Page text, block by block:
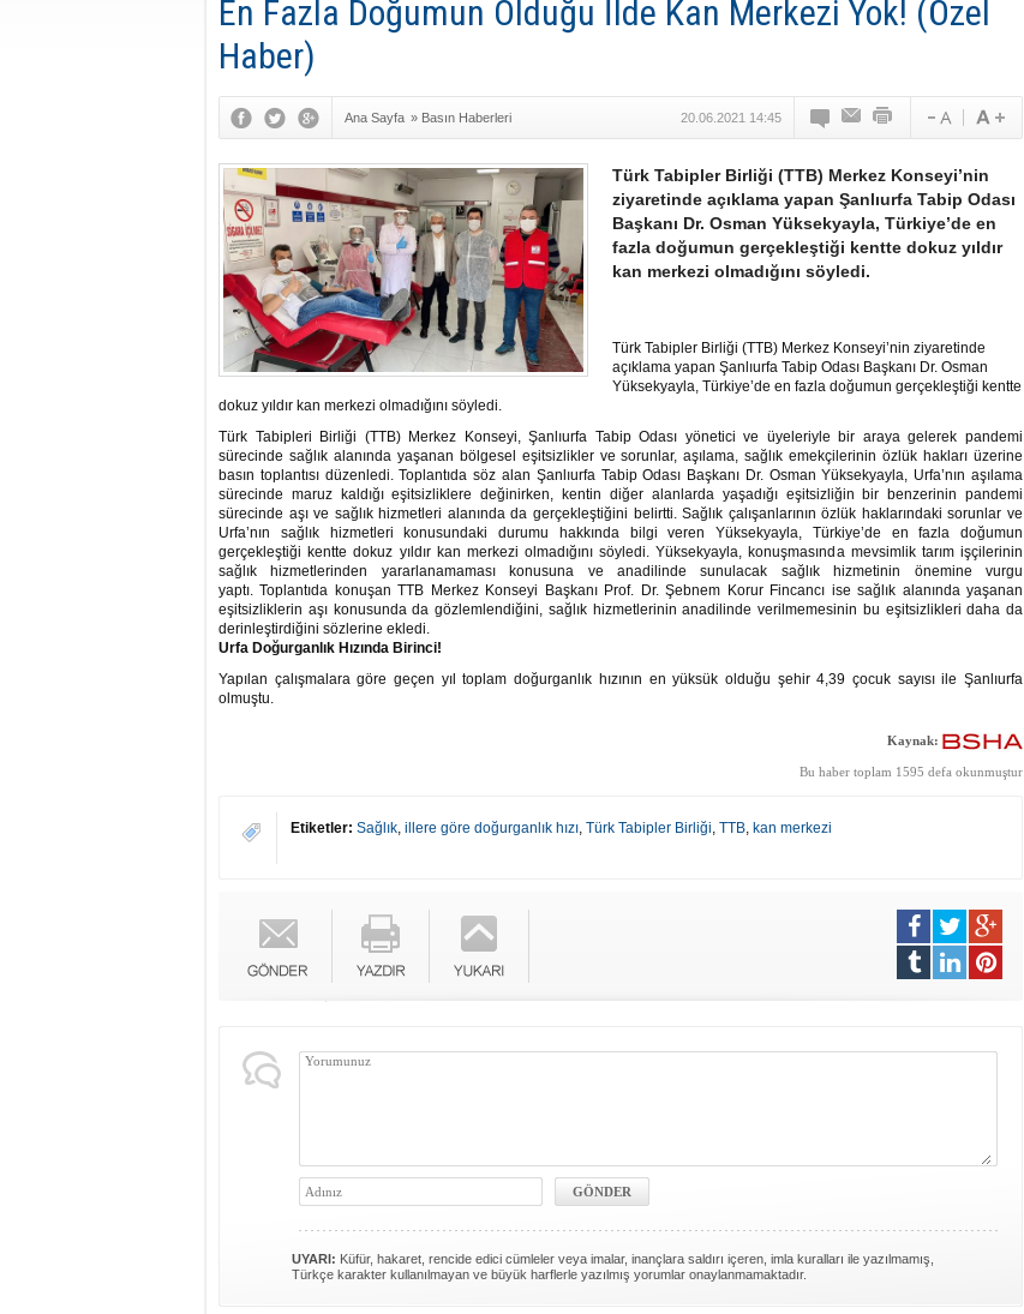
En Fazla Doğumun Olduğu İlde Kan Merkezi Yok! (Özel
Haber)
Ana Sayfa » Basın Haberleri 20.06.2021 14:45
Türk Tabipler Birliği (TTB) Merkez Konseyi’nin
ziyaretinde açıklama yapan Şanlıurfa Tabip Odası
Başkanı Dr. Osman Yüksekyayla, Türkiye’de en
fazla doğumun gerçekleştiği kentte dokuz yıldır
kan merkezi olmadığını söyledi.
Türk Tabipler Birliği (TTB) Merkez Konseyi’nin ziyaretinde
açıklama yapan Şanlıurfa Tabip Odası Başkanı Dr. Osman
Yüksekyayla, Türkiye’de en fazla doğumun gerçekleştiği kentte
dokuz yıldır kan merkezi olmadığını söyledi.
Türk Tabipleri Birliği (TTB) Merkez Konseyi, Şanlıurfa Tabip Odası yönetici ve üyeleriyle bir araya gelerek pandemi
sürecinde sağlık alanında yaşanan bölgesel eşitsizlikler ve sorunlar, aşılama, sağlık emekçilerinin özlük hakları üzerine
basın toplantısı düzenledi. Toplantıda söz alan Şanlıurfa Tabip Odası Başkanı Dr. Osman Yüksekyayla, Urfa’nın aşılama
sürecinde maruz kaldığı eşitsizliklere değinirken, kentin diğer alanlarda yaşadığı eşitsizliğin bir benzerinin pandemi
sürecinde aşı ve sağlık hizmetleri alanında da gerçekleştiğini belirtti. Sağlık çalışanlarının özlük haklarındaki sorunlar ve
Urfa’nın sağlık hizmetleri konusundaki durumu hakkında bilgi veren Yüksekyayla, Türkiye’de en fazla doğumun
gerçekleştiği kentte dokuz yıldır kan merkezi olmadığını söyledi. Yüksekyayla, konuşmasında mevsimlik tarım işçilerinin
sağlık hizmetlerinden yararlanamaması konusuna ve anadilinde sunulacak sağlık hizmetinin önemine vurgu
yaptı. Toplantıda konuşan TTB Merkez Konseyi Başkanı Prof. Dr. Şebnem Korur Fincancı ise sağlık alanında yaşanan
eşitsizliklerin aşı konusunda da gözlemlendiğini, sağlık hizmetlerinin anadilinde verilmemesinin bu eşitsizlikleri daha da
derinleştirdiğini sözlerine ekledi.
Urfa Doğurganlık Hızında Birinci!
Yapılan çalışmalara göre geçen yıl toplam doğurganlık hızının en yüksük olduğu şehir 4,39 çocuk sayısı ile Şanlıurfa
olmuştu.
Kaynak:
Bu haber toplam 1595 defa okunmuştur
Etiketler: Sağlık, illere göre doğurganlık hızı, Türk Tabipler Birliği, TTB, kan merkezi
UYARI: Küfür, hakaret, rencide edici cümleler veya imalar, inançlara saldırı içeren, imla kuralları ile yazılmamış,
Türkçe karakter kullanılmayan ve büyük harflerle yazılmış yorumlar onaylanmamaktadır.